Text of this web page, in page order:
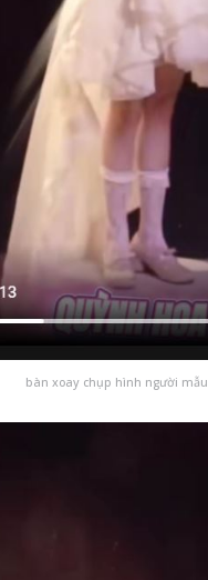
bàn xoay chụp hình người mẫu